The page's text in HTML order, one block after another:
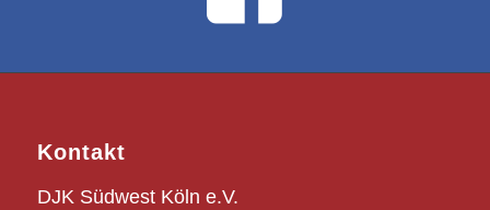
Kontakt
DJK Südwest Köln e.V.